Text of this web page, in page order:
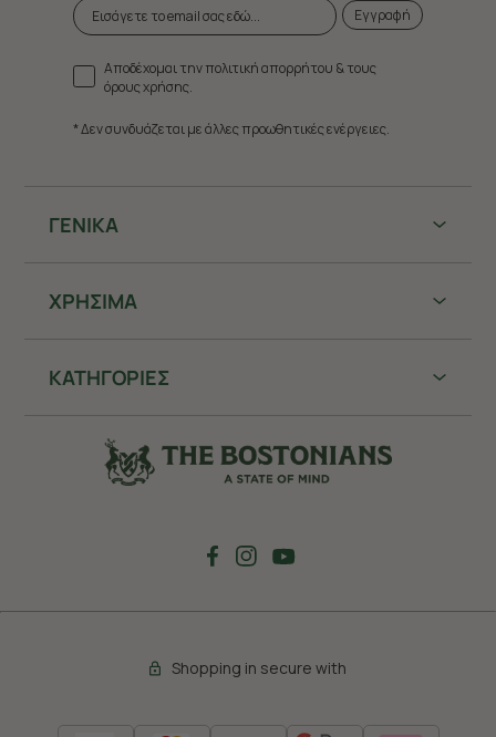
ΓΕΝΙΚΑ
ΧΡHΣΙΜΑ
ΚΑΤΗΓΟΡΙΕΣ
Εγγραφή
Αποδέχομαι την πολιτική απορρήτου & τους
όρους χρήσης.
* Δεν συνδυάζεται με άλλες προωθητικές ενέργειες.
Shopping in secure with